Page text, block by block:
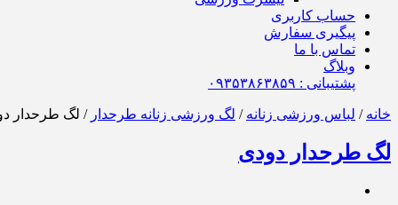
حساب کاربری
پیگیری سفارش
تماس با ما
وبلاگ
پشتیبانی : ٠٩٣۵٣٨۶٣٨۵٩
خانه / لباس ورزشی زنانه / لگ ورزشی زنانه طرحدار / لگ طرحدار
لگ طرحدار دودی